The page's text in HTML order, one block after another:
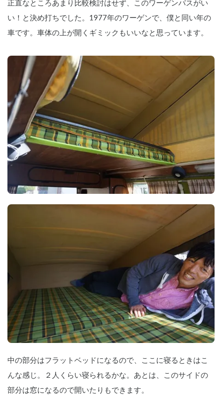
正直なところあまり比較検討はせず、このワーゲンバスがい
い！と決め打ちでした。1977年のワーゲンで、僕と同い年の
車です。車体の上が開くギミックもいいなと思っています。
中の部分はフラットベッドになるので、ここに寝るときはこ
んな感じ。２人くらい寝られるかな。あとは、このサイドの
部分は窓になるので開いたりもできます。